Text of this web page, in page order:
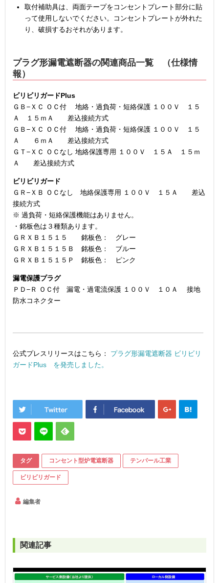
取付補助具は、両面テープをコンセントプレート部分に貼
って使用しないでください。コンセントプレートが外れた
り、破損するおそれがあります。
プラグ形漏電遮断器の関連商品一覧 （仕様情
報）
ビリビリガードPlus
ＧＢ−ＸＣ ＯＣ付 地絡・過負荷・短絡保護 １００Ｖ １５
Ａ １５ｍＡ 差込接続方式
ＧＢ−ＸＣ ＯＣ付 地絡・過負荷・短絡保護 １００Ｖ １５
Ａ ６ｍＡ 差込接続方式
ＧＴ−ＸＣ ＯＣなし 地絡保護専用 １００Ｖ １５Ａ １５ｍ
Ａ 差込接続方式
ビリビリガード
ＧＲ−ＸＢ ＯＣなし 地絡保護専用 １００Ｖ １５Ａ 差込
接続方式
※ 過負荷・短絡保護機能はありません。
・銘板色は３種類あります。
ＧＲＸＢ１５１５ 銘板色： グレー
ＧＲＸＢ１５１５Ｂ 銘板色： ブルー
ＧＲＸＢ１５１５Ｐ 銘板色： ピンク
漏電保護プラグ
ＰＤ−Ｒ ＯＣ付 漏電・過電流保護 １００Ｖ １０Ａ 接地
防水コネクター
公式プレスリリースはこちら： プラグ形漏電遮断器 ビリビリ
ガードPlus を発売しました。
タグ コンセント型炉電遮断器 テンパール工業
ビリビリガード
編集者
関連記事